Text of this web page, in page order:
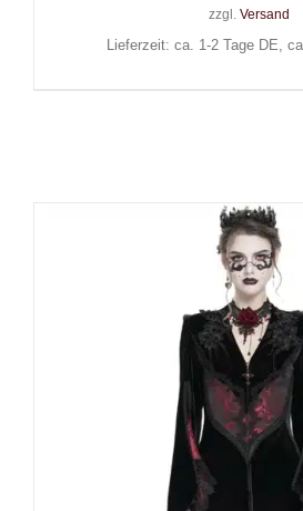
zzgl. Versand
Lieferzeit: ca. 1-2 Tage DE,